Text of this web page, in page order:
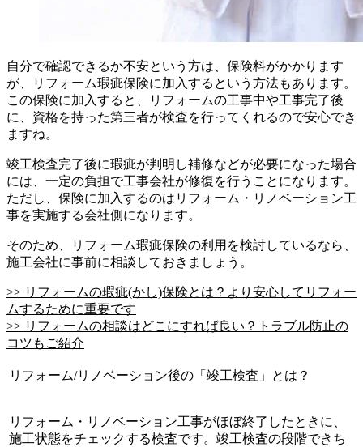
自分で確認できるか不安という方は、保険料がかかります
が、リフォーム瑕疵保険に加入するという方法もあります。
この保険に加入すると、リフォームの工事中や工事完了後
に、資格を持った第三者が検査を行ってくれるので安心でき
ますね。
竣工検査完了後に瑕疵が判明し補修などが必要になった場合
には、一定の負担で工事会社が修復を行うことになります。
ただし、保険に加入するのはリフォーム・リノベーション工
事を実施する会社側になります。
そのため、リフォーム瑕疵保険の利用を検討しているなら、
施工会社に事前に相談しておきましょう。
>> リフォームの瑕疵(かし)保険とは？より安心してリフォー
ムするために重要です
>> リフォームの相談はどこにすれば良い？トラブル防止の
コツもご紹介
リフォーム/リノベーション後の「竣工検査」とは？
リフォーム・リノベーション工事がほぼ終了したときに、
施工状態をチェックする検査です。竣工検査の段階できち